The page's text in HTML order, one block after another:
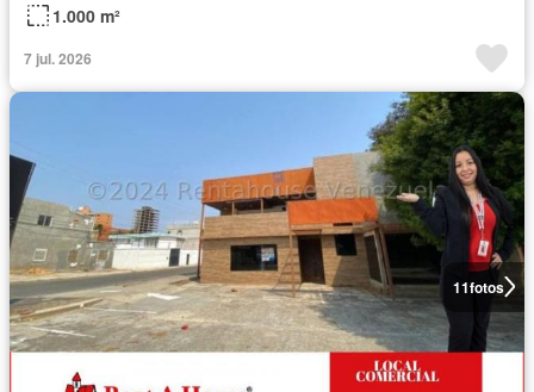
1.000 m²
7 jul. 2026
11fotos